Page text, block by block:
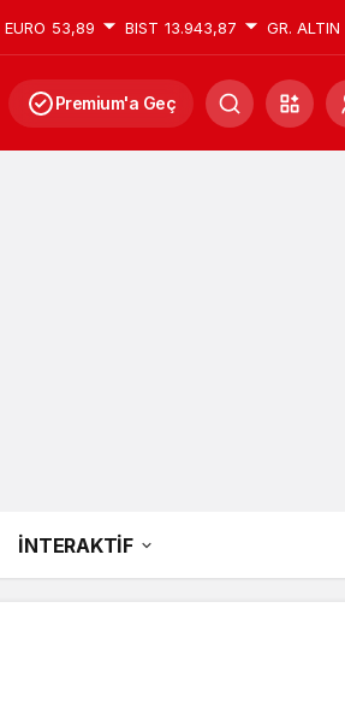
EURO 53,89 BIST 13.943,87 GR. ALTIN
Premium'a Geç
İNTERAKTİF